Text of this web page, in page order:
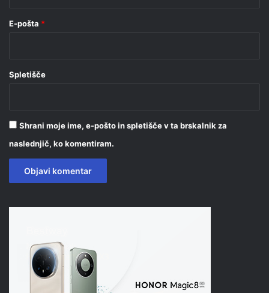
E-pošta *
Spletišče
Shrani moje ime, e-pošto in spletišče v ta brskalnik za
naslednjič, ko komentiram.